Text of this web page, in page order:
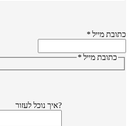
מייל*
כתובת מייל*
?איך נוכל לעזור